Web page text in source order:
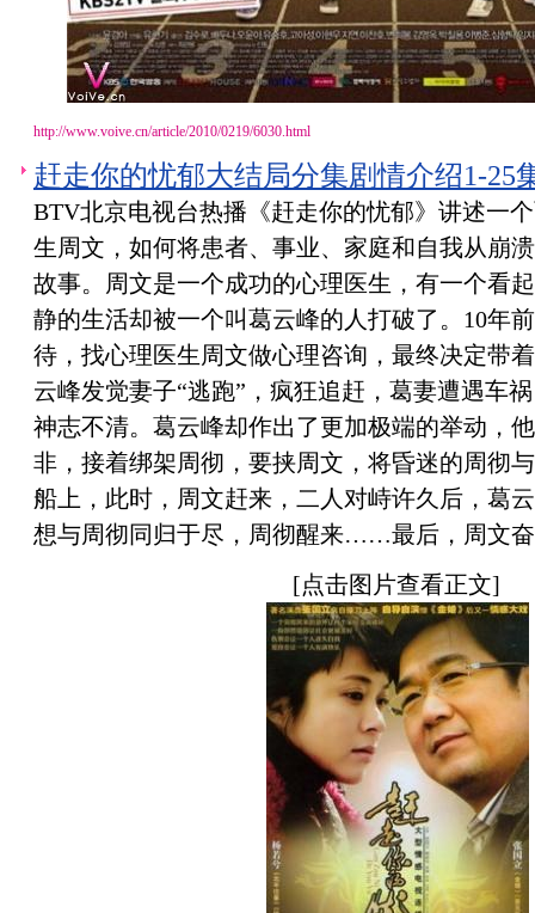
http://www.voive.cn/article/2010/0219/6030.html
赶走你的忧郁大结局分集剧情介绍1-25
BTV北京电视台热播《赶走你的忧郁》讲述一
生周文，如何将患者、事业、家庭和自我从崩
故事。周文是一个成功的心理医生，有一个看
静的生活却被一个叫葛云峰的人打破了。10年
待，找心理医生周文做心理咨询，最终决定带
云峰发觉妻子“逃跑”，疯狂追赶，葛妻遭遇车
神志不清。葛云峰却作出了更加极端的举动，
非，接着绑架周彻，要挟周文，将昏迷的周彻
船上，此时，周文赶来，二人对峙许久后，葛
想与周彻同归于尽，周彻醒来……最后，周文
[点击图片查看正文]